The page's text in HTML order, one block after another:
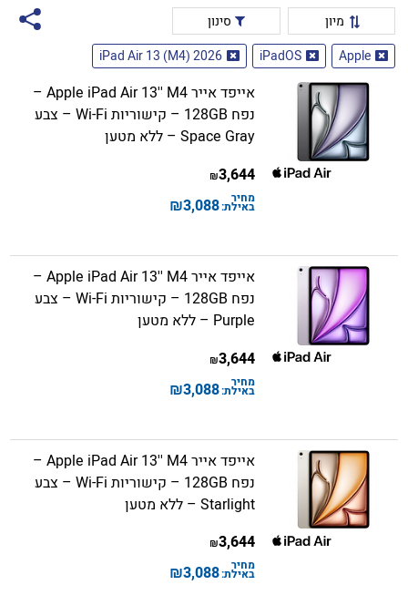
מיון
סינון
Apple
iPadOS
iPad Air 13 (M4) 2026
אייפד אייר Apple iPad Air 13'' M4 –
נפח 128GB – קישוריות Wi-Fi – צבע
Space Gray – ללא מטען
3,644
₪
מחיר
באילת:3,088
₪
אייפד אייר Apple iPad Air 13'' M4 –
נפח 128GB – קישוריות Wi-Fi – צבע
Purple – ללא מטען
3,644
₪
מחיר
באילת:3,088
₪
אייפד אייר Apple iPad Air 13'' M4 –
נפח 128GB – קישוריות Wi-Fi – צבע
Starlight – ללא מטען
3,644
₪
מחיר
באילת:3,088
₪